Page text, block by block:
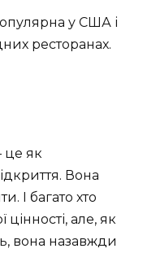
у США і
ресторанах.
це як
Вона
І багато хто
цінності, але, як
вона назавжди